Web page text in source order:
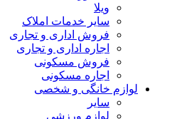
ویلا
سایر خدمات املاک
فروش اداری و تجاری
اجاره اداری و تجاری
فروش مسکونی
اجاره مسکونی
لوازم خانگی و شخصی
سایر
لوازم ورزشی